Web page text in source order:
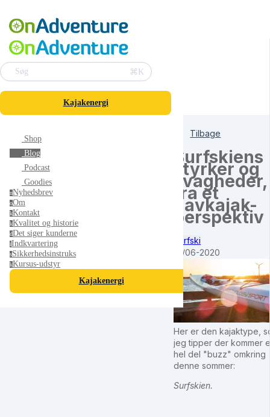
Søg ⌘K
Kajakenergi
Shop
Blog
Podcast
Goodies
nNyhedsbrev
oOm
kKontakt
kKvalitet og historie
dDet siger kunderne
iIndkvartering
sSikkerhedsinstruks
kKursus-udstyr
Kajakenergi
Tilbage
Surfskiens
styrker og
svagheder,
fra et
havkajak-
perspektiv
Surfski
10/06-2020
Her er den kajaktype,
jeg tipper der kommer
hel del "buzz" omkring
denne sommer:
Surfskien.